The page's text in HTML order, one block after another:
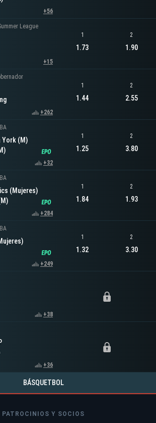
+56
League
+15
1
1.73
2
1.90
+262
1
1.44
2
2.55
York (M)
+32
1
1.25
2
3.80
(Mujeres)
+284
1
1.84
2
1.93
+249
1
1.32
2
3.30
+38
+36
BÁSQUETBOL
PATROCINIOS Y SOCIOS